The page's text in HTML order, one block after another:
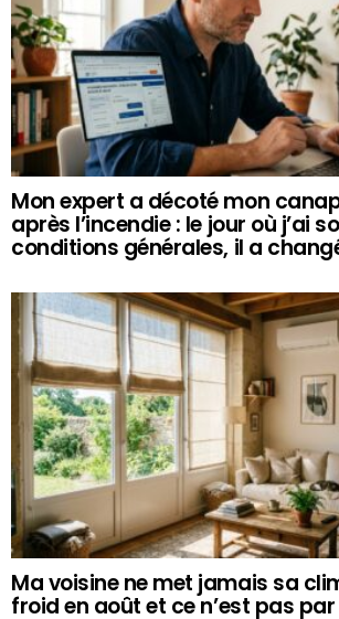
Mon expert a décoté mon
après l’incendie : le jour où j’ai
conditions générales, il a
Ma voisine ne met jamais sa
froid en août et ce n’est pas